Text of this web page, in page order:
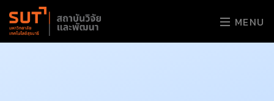
MENU